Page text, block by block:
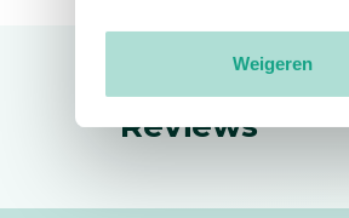
Weigeren
Reviews